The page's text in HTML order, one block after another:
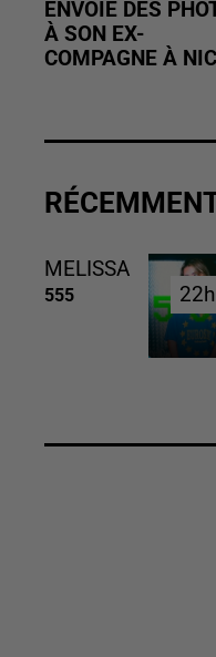
ENVOIE DES
À SON EX-
COMPAGNE À
MELISSA
555